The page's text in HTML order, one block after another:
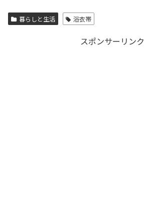
暮らしと生活 浴衣帯
スポンサーリンク